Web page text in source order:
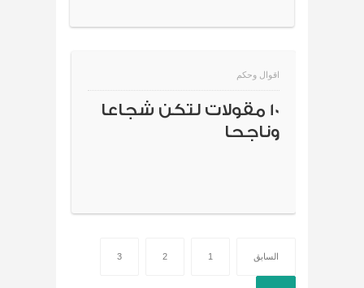
اقوال وحكم
10 مقولات لتكن شجاعا
وناجحا
السابق 1
2
3